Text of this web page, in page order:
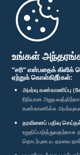
உங்கள்
"சரி" என்பதைக்
ஏற்றுக் கொள்கிறீர்கள்:
அமர்வு கண்காணிப்பு
ரீதியான
கண்காணிக்க
தரவினைப் பதிவு
தொடர்புடைய தரவை
பாராளுமன்ற கையடக்க செயலி
எம்மை பின்தொடர்க :
விருதுகள்